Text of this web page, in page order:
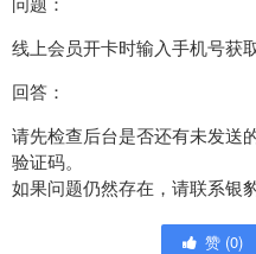
线上会员开卡时输入手机号获
回答：
请先检查后台是否还有未发送
验证码。
如果问题仍然存在，请联系银
赞 (0)